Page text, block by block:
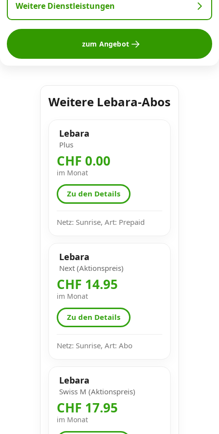
Weitere Dienstleistungen
zum Angebot
Weitere Lebara-Abos
Lebara
Plus
CHF 0.00
im Monat
Zu den Details
Netz: Sunrise, Art: Prepaid
Lebara
Next (Aktionspreis)
CHF 14.95
im Monat
Zu den Details
Netz: Sunrise, Art: Abo
Lebara
Swiss M (Aktionspreis)
CHF 17.95
im Monat